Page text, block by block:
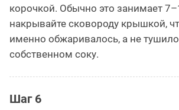
корочкой. Обычно это занимает
накрывайте сковороду крышкой,
именно обжаривалось, а не
собственном соку.
Шаг 6